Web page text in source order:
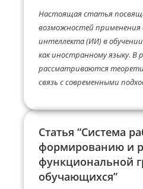
Настоящая статья
возможностей применения
интеллекта (ИИ) в
как иностранному языку. В
рассматриваются
связь с современными
Статья “Система
формированию и
функциональной
обучающихся”